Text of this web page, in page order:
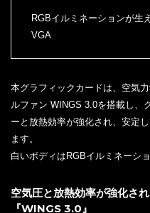
RGBイルミネーションが生
VGA
本グラフィックカードは、空気
ルファン WINGS 3.0を搭載し、
ーと放熱効率が強化され、安定
ます。
白いボディはRGBイルミネーシ
空気圧と放熱効率が強化さ
『WINGS 3.0』